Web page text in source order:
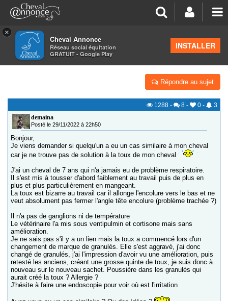
×
Cheval Annonce
Réseau social équitation
GRATUIT - Google Play
INSTALLER
>La santé - les soins
TOUX SÈCHE QUI S'AGGRAVE
Répondre au sujet
1288 - 8 - 0 -
3
demaina
Posté le 29/11/2022 à 22h50
Bonjour,
Je viens demander si quelqu'un a eu un cas similaire à mon cheval
car je ne trouve pas de solution à la toux de mon cheval
J'ai un cheval de 7 ans qui n'a jamais eu de problème respiratoire.
Il s'est mis à tousser d'abord faiblement au travail puis de plus en
plus et plus particulièrement en mangeant.
La toux est bizarre au travail car il allonge l'encolure vers le bas et ne
veut absolument pas fermer l'angle tête encolure (problème trachée ?)
Il n'a pas de ganglions ni de température
Le vétérinaire l'a mis sous ventipulmin et cortisone mais sans
amélioration.
Je ne sais pas s'il y a un lien mais la toux a commencé lors d'un
changement de marque de granulés. Elle s'est aggravé, j'ai donc
changé de granulés, j'ai l'impression d'avoir vu une amélioration, puis
retesté les anciens, créant une grosse quinte de toux, je suis donc à
nouveau sur le nouveau sachet. Poussière dans les granulés qui
aurait créé la toux ? Allergie ?
J'hésite à faire une endoscopie pour voir où est l'irritation